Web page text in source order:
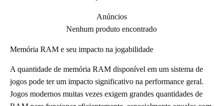
Anúncios
Nenhum produto encontrado
Memória RAM e seu impacto na jogabilidade
A quantidade de memória RAM disponível em um sistema de
jogos pode ter um impacto significativo na performance geral.
Jogos modernos muitas vezes exigem grandes quantidades de